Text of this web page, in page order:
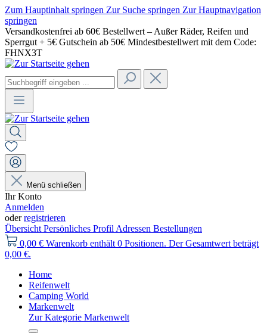
Zum Hauptinhalt springen Zur Suche springen Zur Hauptnavigation
springen
Versandkostenfrei ab 60€ Bestellwert – Außer Räder, Reifen und
Sperrgut + 5€ Gutschein ab 50€ Mindestbestellwert mit dem Code:
FHNX3T
Menü schließen
Ihr Konto
Anmelden
oderregistrieren
Übersicht Persönliches Profil Adressen Bestellungen
0,00 € Warenkorb enthält 0 Positionen. Der Gesamtwert beträgt
0,00 €.
Home
Reifenwelt
Camping World
Markenwelt
Zur Kategorie Markenwelt